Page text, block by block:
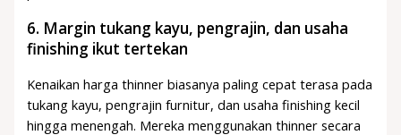
6. Margin tukang kayu, pengrajin, dan usaha
finishing ikut tertekan
Kenaikan harga thinner biasanya paling cepat terasa pada
tukang kayu, pengrajin furnitur, dan usaha finishing kecil
hingga menengah. Mereka menggunakan thinner secara